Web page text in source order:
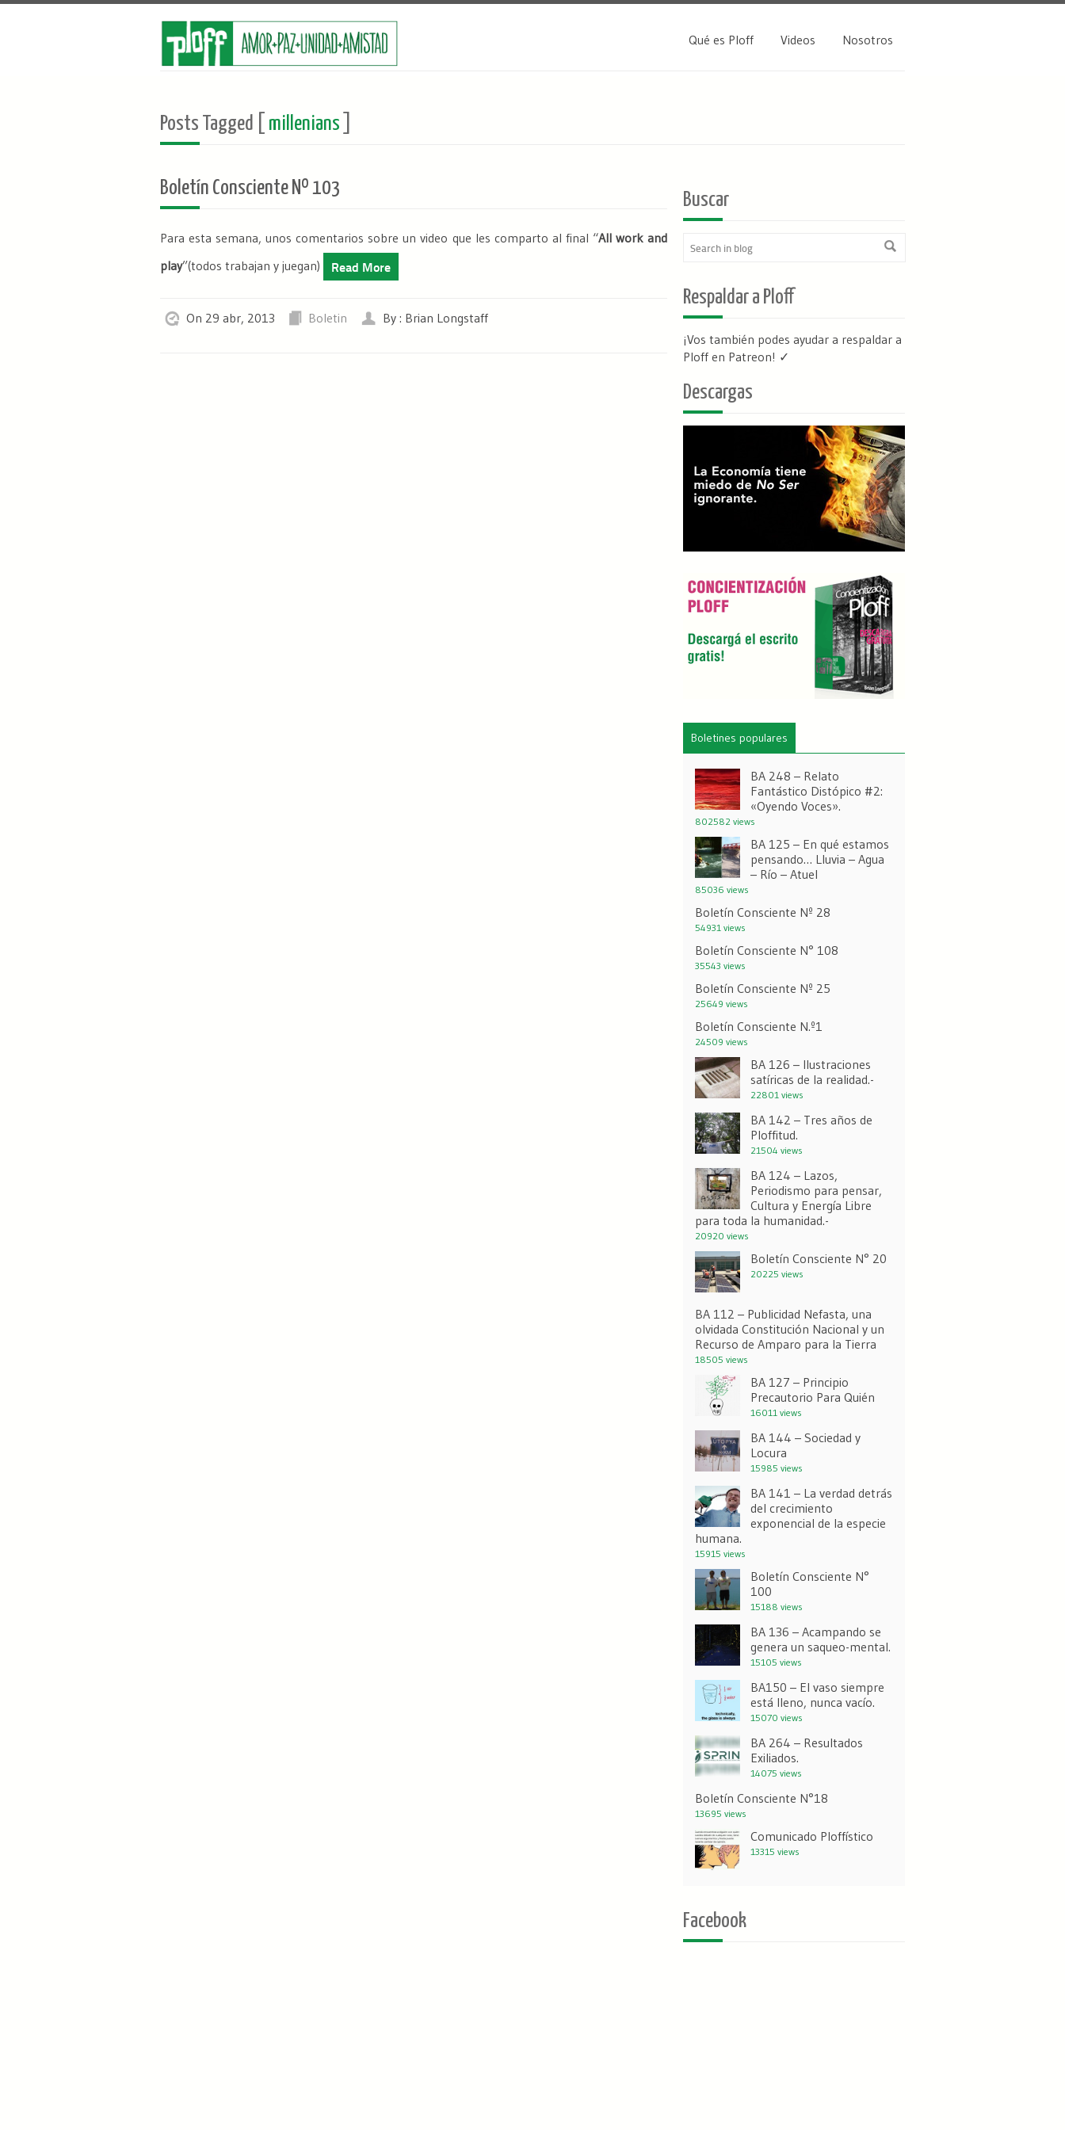
Qué es Ploff Videos Nosotros
Posts Tagged [ millenians
Boletín Consciente Nº 103
Para esta semana, unos comentarios sobre un video que les comparto al final “All work and
play”(todos trabajan y juegan) Read More
On 29 abr, 2013 Boletin By : Brian Longstaff
Buscar
Respaldar a Ploff
¡Vos también podes ayudar a respaldar a
Ploff en Patreon! ✓
Descargas
Boletines populares
BA 248 – Relato
Fantástico Distópico #2:
«Oyendo Voces».
802582 views
BA 125 – En qué estamos
pensando… Lluvia – Agua
– Río – Atuel
85036 views
Boletín Consciente Nº 28
54931 views
Boletín Consciente N° 108
35543 views
Boletín Consciente Nº 25
25649 views
Boletín Consciente N.º1
24509 views
BA 126 – Ilustraciones
satíricas de la realidad.-
22801 views
BA 142 – Tres años de
Ploffitud.
21504 views
BA 124 – Lazos,
Periodismo para pensar,
Cultura y Energía Libre
para toda la humanidad.-
20920 views
Boletín Consciente N° 20
20225 views
BA 112 – Publicidad Nefasta, una
olvidada Constitución Nacional y un
Recurso de Amparo para la Tierra
18505 views
BA 127 – Principio
Precautorio Para Quién
16011 views
BA 144 – Sociedad y
Locura
15985 views
BA 141 – La verdad detrás
del crecimiento
exponencial de la especie
humana.
15915 views
Boletín Consciente N°
100
15188 views
BA 136 – Acampando se
genera un saqueo-mental.
15105 views
BA150 – El vaso siempre
está lleno, nunca vacío.
15070 views
BA 264 – Resultados
Exiliados.
14075 views
Boletín Consciente N°18
13695 views
Comunicado Ploffístico
13315 views
Facebook